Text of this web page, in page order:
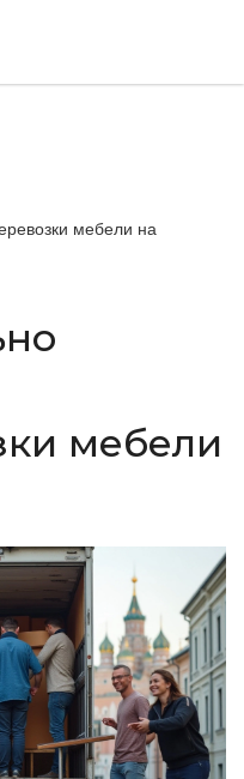
мебели на
мебели